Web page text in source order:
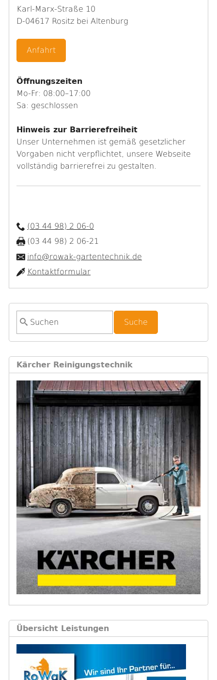
Karl-Marx-Straße 10
D-04617 Rositz bei Altenburg
Anfahrt
Öffnungszeiten
Mo-Fr: 08:00–17:00
Sa: geschlossen
Hinweis zur Barrierefreiheit
Unser Unternehmen ist gemäß gesetzlicher
Vorgaben nicht verpflichtet, unsere Webseite
vollständig barrierefrei zu gestalten.
(03 44 98) 2 06-0
(03 44 98) 2 06-21
info@rowak-gartentechnik.de
Kontaktformular
S
u
h
f
o
r
m
u
l
a
r
Kärcher Reinigungstechnik
Übersicht Leistungen